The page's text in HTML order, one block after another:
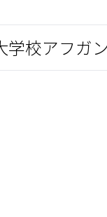
校アフガ